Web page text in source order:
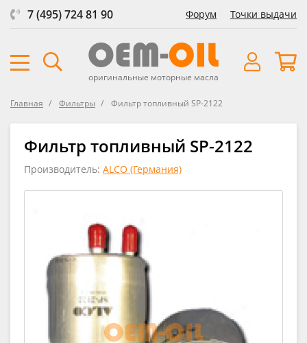
7 (495) 724 81 90 Форум Точки выдачи
оригинальные моторные масла
Главная Фильтры Фильтр топливный SP-2122
Фильтр топливный SP-2122
Производитель: ALCO (Германия)